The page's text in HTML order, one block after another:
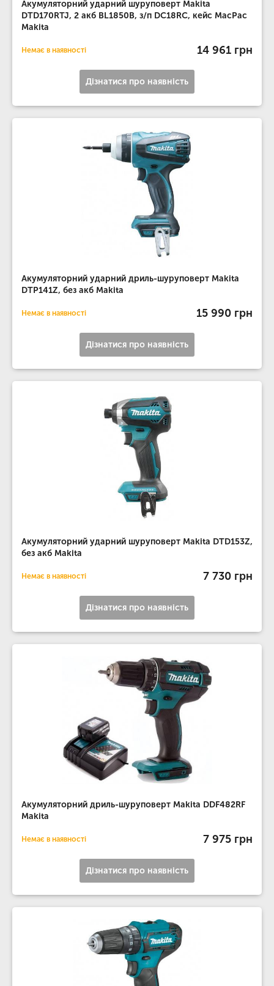
Акумуляторний ударний шуруповерт Makita
DTD170RTJ, 2 акб BL1850B, з/п DC18RC, кейс MacPac
Makita
Немає в наявності 14 961 грн
Дізнатися про наявність
Акумуляторний ударний дриль-шуруповерт Makita
DTP141Z, без акб Makita
Немає в наявності 15 990 грн
Дізнатися про наявність
Акумуляторний ударний шуруповерт Makita DTD153Z,
без акб Makita
Немає в наявності 7 730 грн
Дізнатися про наявність
Акумуляторний дриль-шуруповерт Makita DDF482RF
Makita
Немає в наявності 7 975 грн
Дізнатися про наявність